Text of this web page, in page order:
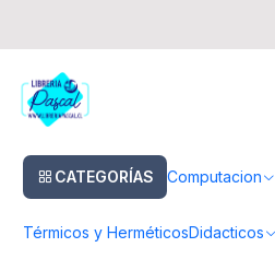
CATEGORÍAS Computacion
Térmicos y HerméticosDidacticos